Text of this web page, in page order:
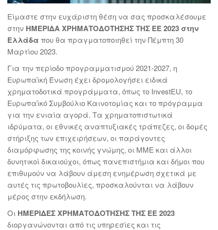
Είμαστε στην ευχάριστη θέση να σας προσκαλέσουμε
στην ΗΜΕΡΙΔΑ ΧΡΗΜΑΤΟΔΟΤΗΣΗΣ ΤΗΣ ΕΕ 2023 στην
Ελλάδα που θα πραγματοποιηθεί την Πέμπτη 30
Μαρτίου 2023.
Για την περίοδο προγραμματισμού 2021-2027, η
Ευρωπαϊκή Ένωση έχει δρομολογήσει ειδικά
χρηματοδοτικά προγράμματα, όπως το InvestEU, το
Ευρωπαϊκό Συμβούλιο Καινοτομίας και το πρόγραμμα
για την ενιαία αγορά. Τα χρηματοπιστωτικά
ιδρύματα, οι εθνικές αναπτυξιακές τράπεζες, οι δομές
στήριξης των επιχειρήσεων, οι παράγοντες
διαμόρφωσης της κοινής γνώμης, οι ΜΜΕ και άλλοι
δυνητικοί δικαιούχοι, όπως πανεπιστήμια και δήμοι που
επιθυμούν να λάβουν άμεση ενημέρωση σχετικά με
αυτές τις πρωτοβουλίες, προσκαλούνται να λάβουν
μέρος στην εκδήλωση.
Οι ΗΜΕΡΙΔΕΣ ΧΡΗΜΑΤΟΔΟΤΗΣΗΣ ΤΗΣ ΕΕ 2023
διοργανώνονται από τις υπηρεσίες και τις